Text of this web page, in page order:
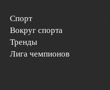
Спорт
Вокруг спорта
Тренды
Лига чемпионов